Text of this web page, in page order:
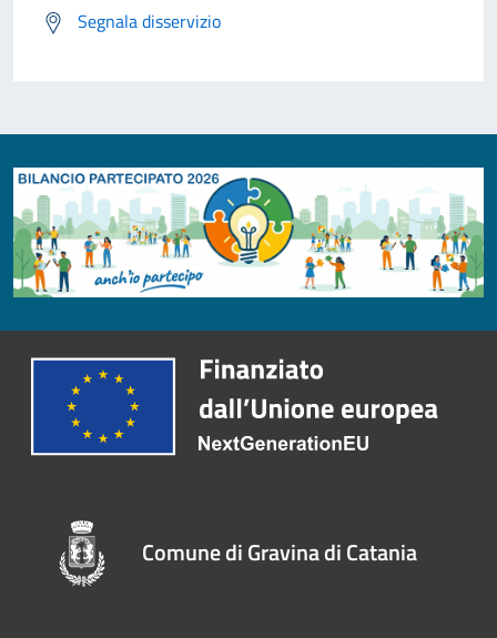
Segnala disservizio
Comune di Gravina di Catania